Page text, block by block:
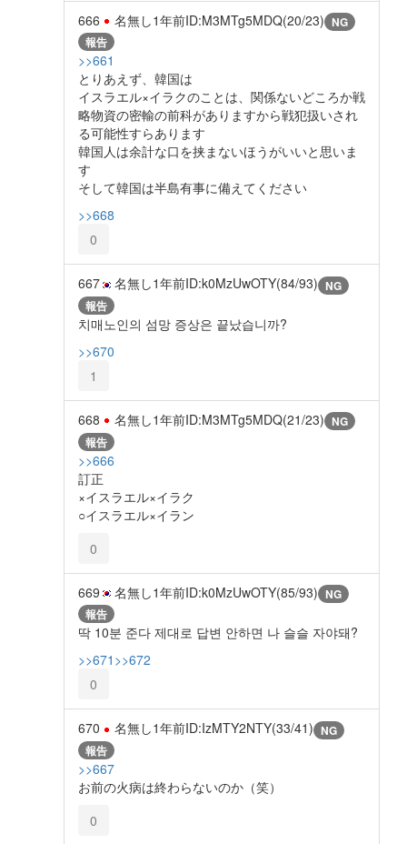
666 名無し1年前ID:M3MTg5MDQ(20/23) NG
報告
>>661
とりあえず、韓国は
イスラエル×イラクのことは、関係ないどころか戦
略物資の密輸の前科がありますから戦犯扱いされ
る可能性すらあります
韓国人は余計な口を挟まないほうがいいと思いま
す
そして韓国は半島有事に備えてください
>>668
0
667 名無し1年前ID:k0MzUwOTY(84/93) NG
報告
치매노인의 섬망 증상은 끝났습니까?
>>670
1
668 名無し1年前ID:M3MTg5MDQ(21/23) NG
報告
>>666
訂正
×イスラエル×イラク
○イスラエル×イラン
0
669 名無し1年前ID:k0MzUwOTY(85/93) NG
報告
딱 10분 준다 제대로 답변 안하면 나 슬슬 자야돼?
>>671 >>672
0
670 名無し1年前ID:IzMTY2NTY(33/41) NG
報告
>>667
お前の火病は終わらないのか（笑）
0